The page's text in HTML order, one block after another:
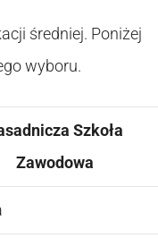
średniej. Poniżej
wyboru.
Szkoła
Zawodowa